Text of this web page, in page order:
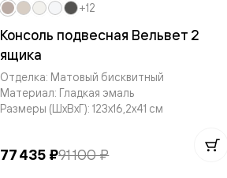
Консоль подвесная Вельвет 2
ящика
Отделка: Матовый бисквитный
Материал: Гладкая эмаль
Размеры (ШxВxГ): 123x16,2x41 см
77 435 ₽91 100 ₽
+12